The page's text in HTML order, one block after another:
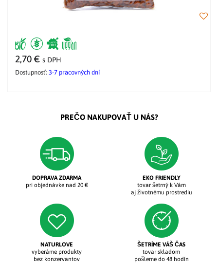
2,70 € s DPH
Dostupnosť: 3-7 pracovných dní
PREČO NAKUPOVAŤ U NÁS?
DOPRAVA ZDARMA
pri objednávke nad 20 €
EKO FRIENDLY
tovar šetrný k Vám
aj životnému prostrediu
NATURLOVE
vyberáme produkty
bez konzervantov
ŠETRÍME VÁŠ ČAS
tovar skladom
pošleme do 48 hodín